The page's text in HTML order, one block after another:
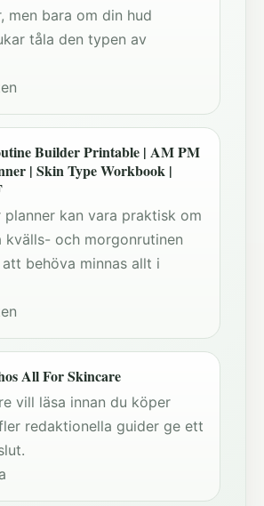
men bara om din hud
tåla den typen av
Builder Printable | AM PM
| Skin Type Workbook |
planner kan vara praktisk om
kvälls- och morgonrutinen
behöva minnas allt i
All For Skincare
vill läsa innan du köper
redaktionella guider ge ett